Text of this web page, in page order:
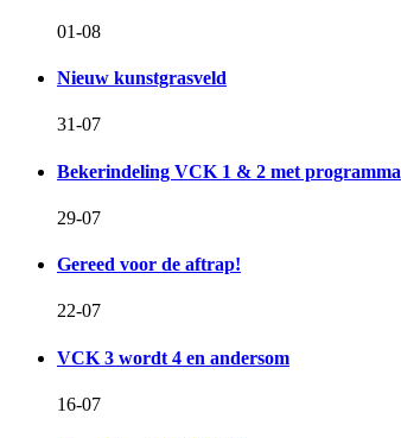
01-08
Nieuw kunstgrasveld
31-07
Bekerindeling VCK 1 & 2 met programma
29-07
Gereed voor de aftrap!
22-07
VCK 3 wordt 4 en andersom
16-07